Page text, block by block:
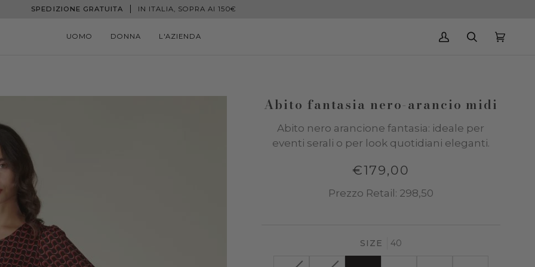
SPEDIZIONE GRATUITA IN ITALIA, SOPRA AI 150€
UOMO DONNA L'AZIENDA
Il
Cerca Carrello
Abito fantasia nero-arancio midi
Abito nero arancione fantasia: ideale per
eventi serali o per look quotidiani eleganti.
€179,00
Prezzo Retail: 298,50
SIZE 40